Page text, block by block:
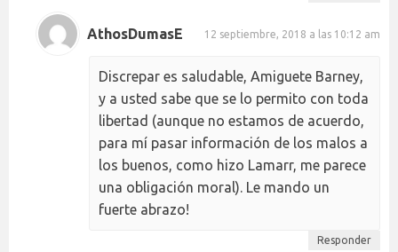
AthosDumasE 12 septiembre, 2018 a las 10:12 am
Discrepar es saludable, Amiguete Barney,
y a usted sabe que se lo permito con toda
libertad (aunque no estamos de acuerdo,
para mí pasar información de los malos a
los buenos, como hizo Lamarr, me parece
una obligación moral). Le mando un
fuerte abrazo!
Responder